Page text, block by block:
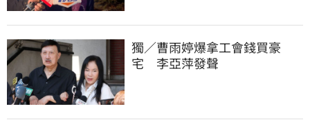
獨／曹雨婷爆拿工會錢買豪
宅　李亞萍發聲